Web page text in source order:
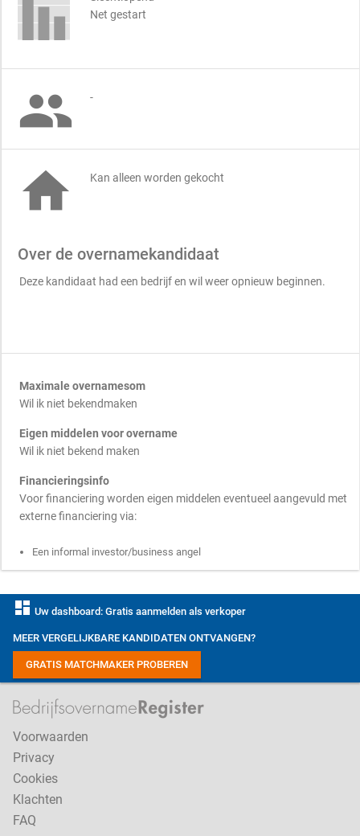
Net gestart
 -
 Kan alleen worden gekocht
Over de overnamekandidaat
Deze kandidaat had een bedrijf en wil weer opnieuw beginnen.
Maximale overnamesom
Wil ik niet bekendmaken
Eigen middelen voor overname
Wil ik niet bekend maken
Financieringsinfo
Voor financiering worden eigen middelen eventueel aangevuld met
externe financiering via:
Een informal investor/business angel
dashboard Uw dashboard: Gratis aanmelden als verkoper
MEER VERGELIJKBARE KANDIDATEN ONTVANGEN?
GRATIS MATCHMAKER PROBEREN
Voorwaarden
Privacy
Cookies
Klachten
FAQ